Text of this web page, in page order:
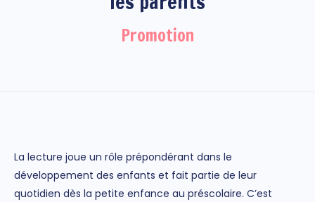
Promotion
La lecture joue un rôle prépondérant dans le
développement des enfants et fait partie de leur
quotidien dès la petite enfance au préscolaire. C’est